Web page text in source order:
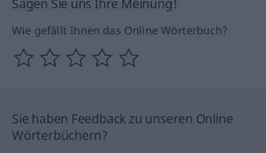
Sagen Sie uns Ihre Meinung!
Wie gefällt Ihnen das Online Wörterbuch?
Sie haben Feedback zu unseren Online
Wörterbüchern?